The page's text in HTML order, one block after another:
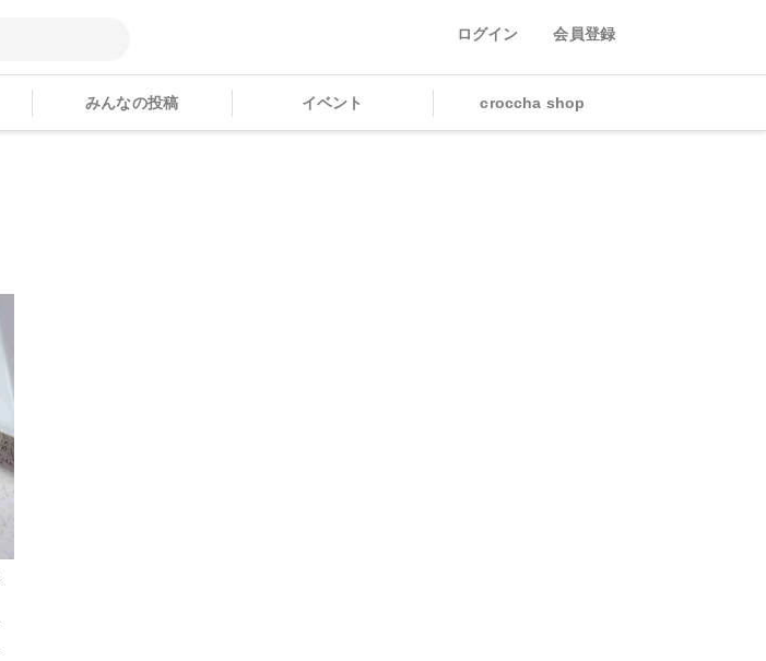
ログイン 会員登録
みんなの投稿 イベント croccha shop